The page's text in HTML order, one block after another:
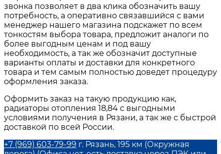
звонка позволяет в два клика обозначить вашу
потребность, а оперативно связавшийся с вами
менеджер нашего магазина подскажет по всем
тонкостям выбора товара, предложит аналоги по
более выгодным ценам и под вашу
необходимость, а так же обозначит доступные
варианты оплаты и доставки для конкретного
товара и тем самым полностью доведет процедуру
оформления заказа.
Оформить заказ на такую продукцию как,
радиаторы отопления 18,84 с выгодными
условиями получения в Рязани, а так же с быстрой
доставкой по всей России.
+7 (969) 603-79-99 г. Рязань, 195 км (Окружная